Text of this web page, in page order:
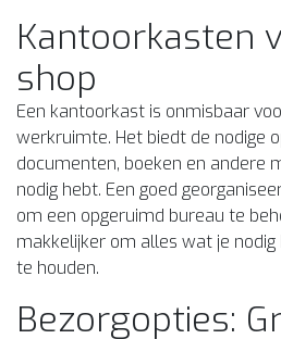
Kantoorkasten
shop
Een kantoorkast is onmisbaar
werkruimte. Het biedt de nodige
documenten, boeken en andere
nodig hebt. Een goed
om een opgeruimd bureau te
makkelijker om alles wat je
te houden.
Bezorgopties: